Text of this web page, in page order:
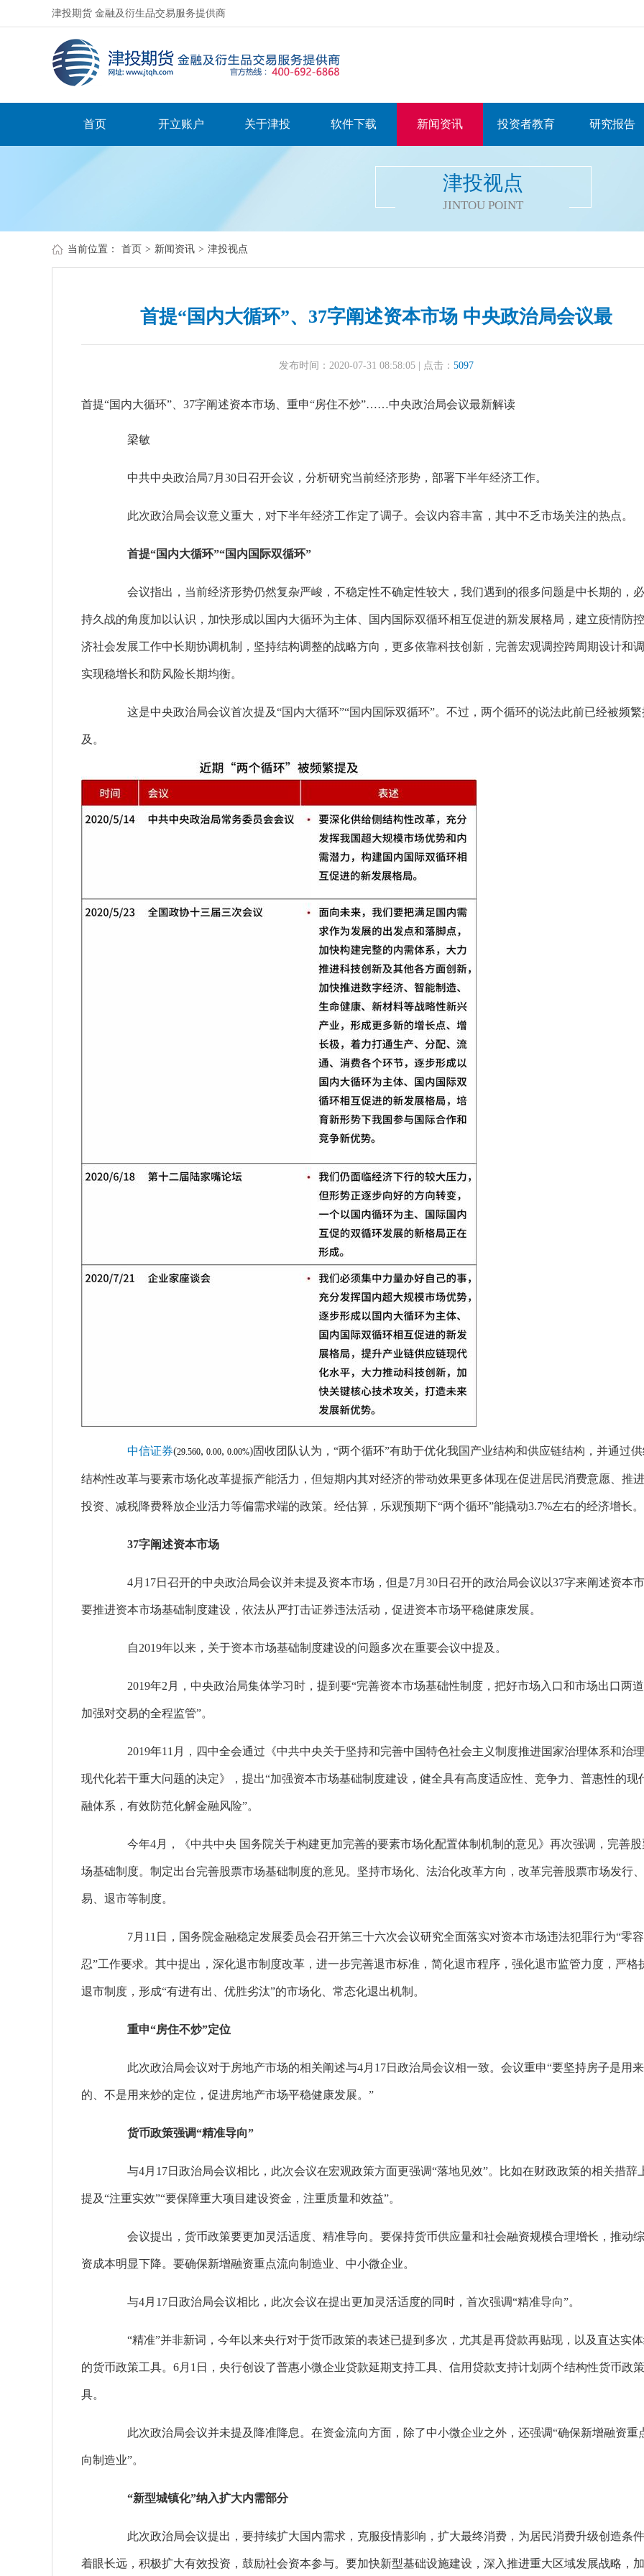
津投期货 金融及衍生品交易服务提供商
首页 开立账户 关于津投 软件下载 新闻资讯 投资者教育 研究报告
津投视点
JINTOU POINT
当前位置： 首页 > 新闻资讯 > 津投视点
首提“国内大循环”、37字阐述资本市场 中央政治局会议最
发布时间：2020-07-31 08:58:05 | 点击： 5097
首提“国内大循环”、37字阐述资本市场、重申“房住不炒”……中央政治局会议最新解读
梁敏
中共中央政治局7月30日召开会议，分析研究当前经济形势，部署下半年经济工作。
此次政治局会议意义重大，对下半年经济工作定了调子。会议内容丰富，其中不乏市场关注的热点。
首提“国内大循环”“国内国际双循环”
会议指出，当前经济形势仍然复杂严峻，不稳定性不确定性较大，我们遇到的很多问题是中长期的，
持久战的角度加以认识，加快形成以国内大循环为主体、国内国际双循环相互促进的新发展格局，建立疫情防
济社会发展工作中长期协调机制，坚持结构调整的战略方向，更多依靠科技创新，完善宏观调控跨周期设计和调
实现稳增长和防风险长期均衡。
这是中央政治局会议首次提及“国内大循环”“国内国际双循环”。不过，两个循环的说法此前已经被频繁
及。
中信证券(29.560, 0.00, 0.00%)固收团队认为，“两个循环”有助于优化我国产业结构和供应链结构，并通过供
结构性改革与要素市场化改革提振产能活力，但短期内其对经济的带动效果更多体现在促进居民消费意愿、推
投资、减税降费释放企业活力等偏需求端的政策。经估算，乐观预期下“两个循环”能撬动3.7%左右的经济增长。
37字阐述资本市场
4月17日召开的中央政治局会议并未提及资本市场，但是7月30日召开的政治局会议以37字来阐述资本市
要推进资本市场基础制度建设，依法从严打击证券违法活动，促进资本市场平稳健康发展。
自2019年以来，关于资本市场基础制度建设的问题多次在重要会议中提及。
2019年2月，中央政治局集体学习时，提到要“完善资本市场基础性制度，把好市场入口和市场出口两道
加强对交易的全程监管”。
2019年11月，四中全会通过《中共中央关于坚持和完善中国特色社会主义制度推进国家治理体系和治
现代化若干重大问题的决定》，提出“加强资本市场基础制度建设，健全具有高度适应性、竞争力、普惠性的现
融体系，有效防范化解金融风险”。
今年4月，《中共中央 国务院关于构建更加完善的要素市场化配置体制机制的意见》再次强调，完善股
场基础制度。制定出台完善股票市场基础制度的意见。坚持市场化、法治化改革方向，改革完善股票市场发行
易、退市等制度。
7月11日，国务院金融稳定发展委员会召开第三十六次会议研究全面落实对资本市场违法犯罪行为“零容
忍”工作要求。其中提出，深化退市制度改革，进一步完善退市标准，简化退市程序，强化退市监管力度，严格
退市制度，形成“有进有出、优胜劣汰”的市场化、常态化退出机制。
重申“房住不炒”定位
此次政治局会议对于房地产市场的相关阐述与4月17日政治局会议相一致。会议重申“要坚持房子是用
的、不是用来炒的定位，促进房地产市场平稳健康发展。”
货币政策强调“精准导向”
与4月17日政治局会议相比，此次会议在宏观政策方面更强调“落地见效”。比如在财政政策的相关措辞
提及“注重实效”“要保障重大项目建设资金，注重质量和效益”。
会议提出，货币政策要更加灵活适度、精准导向。要保持货币供应量和社会融资规模合理增长，推动
资成本明显下降。要确保新增融资重点流向制造业、中小微企业。
与4月17日政治局会议相比，此次会议在提出更加灵活适度的同时，首次强调“精准导向”。
“精准”并非新词，今年以来央行对于货币政策的表述已提到多次，尤其是再贷款再贴现，以及直达实
的货币政策工具。6月1日，央行创设了普惠小微企业贷款延期支持工具、信用贷款支持计划两个结构性货币政
具。
此次政治局会议并未提及降准降息。在资金流向方面，除了中小微企业之外，还强调“确保新增融资重
向制造业”。
“新型城镇化”纳入扩大内需部分
此次政治局会议提出，要持续扩大国内需求，克服疫情影响，扩大最终消费，为居民消费升级创造条
着眼长远，积极扩大有效投资，鼓励社会资本参与。要加快新型基础设施建设，深入推进重大区域发展战略，